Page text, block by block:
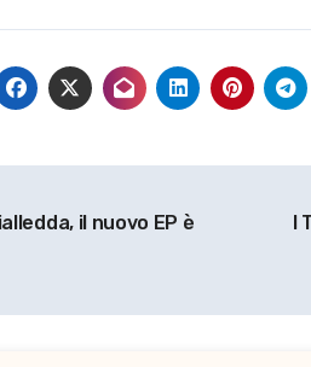
il nuovo EP è
I